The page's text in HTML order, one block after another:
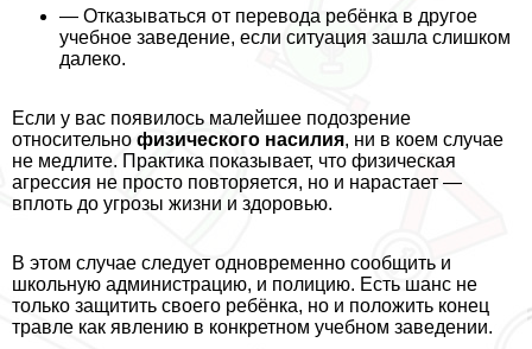
— Отказываться от перевода ребёнка в другое
учебное заведение, если ситуация зашла слишком
далеко.
Если у вас появилось малейшее подозрение
относительно физического насилия, ни в коем случае
не медлите. Пpaктика показывает, что физическая
агрессия не просто повторяется, но и нарастает —
вплоть до угрозы жизни и здоровью.
В этом случае следует одновременно сообщить и
школьную администрацию, и полицию. Есть шанс не
только защитить своего ребёнка, но и положить конец
травле как явлению в конкретном учебном заведении.